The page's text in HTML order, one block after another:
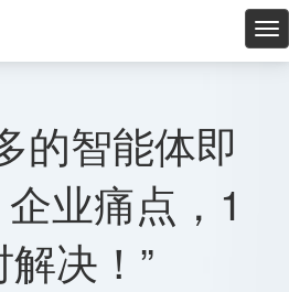
星
的智能体即
业痛点，1
决！”